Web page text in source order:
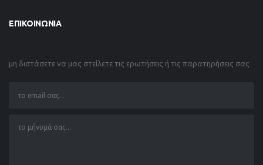
ΕΠΙΚΟΙΝΩΝΊΑ
μη διστάσετε να μας στείλετε τις ερωτήσεις ή τις παρατηρήσεις σας